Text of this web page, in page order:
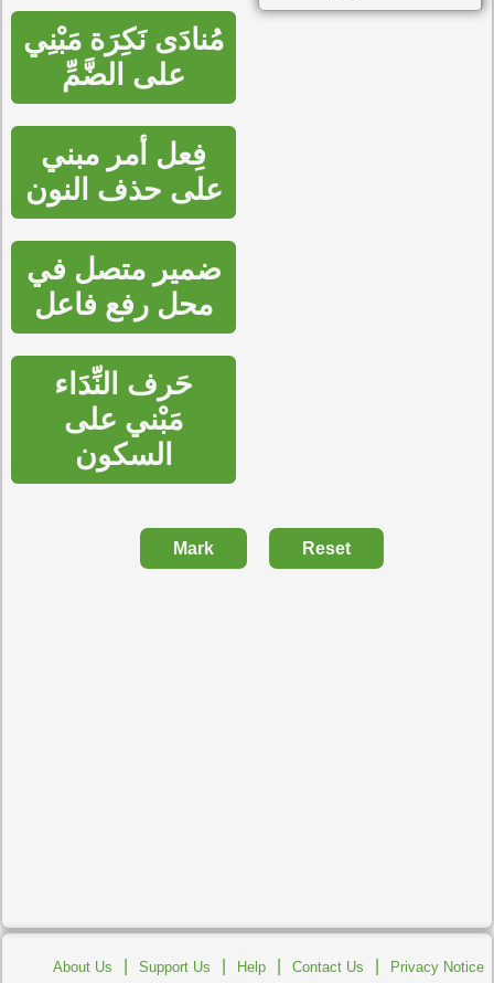
مُنادَى نَكِرَة مَبْنِي
على الضَّمِّ
فِعل أمر مبني
على حذف النون
ضمير متصل في
محل رفع فاعل
حَرف النِّدَاء
مَبْني على
السكون
Mark Reset
About Us Support Us Help Contact Us Privacy Notice